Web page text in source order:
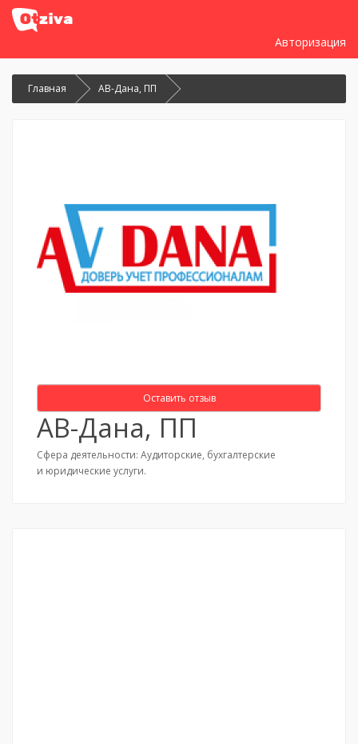
Авторизация
Главная АВ-Дана, ПП
Оставить отзыв
АВ-Дана, ПП
Сфера деятельности: Аудиторские, бухгалтерские
и юридические услуги.